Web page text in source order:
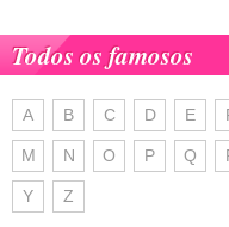
Todos os famosos
A B C D E
M N O P Q
Y Z